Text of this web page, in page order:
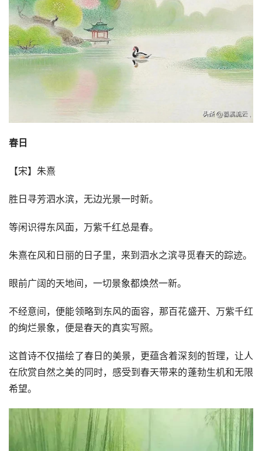
春日
【宋】朱熹
胜日寻芳泗水滨，无边光景一时新。
等闲识得东风面，万紫千红总是春。
朱熹在风和日丽的日子里，来到泗水之滨寻觅春天的踪迹。
眼前广阔的天地间，一切景象都焕然一新。
不经意间，便能领略到东风的面容，那百花盛开、万紫千红
的绚烂景象，便是春天的真实写照。
这首诗不仅描绘了春日的美景，更蕴含着深刻的哲理，让人
在欣赏自然之美的同时，感受到春天带来的蓬勃生机和无限
希望。